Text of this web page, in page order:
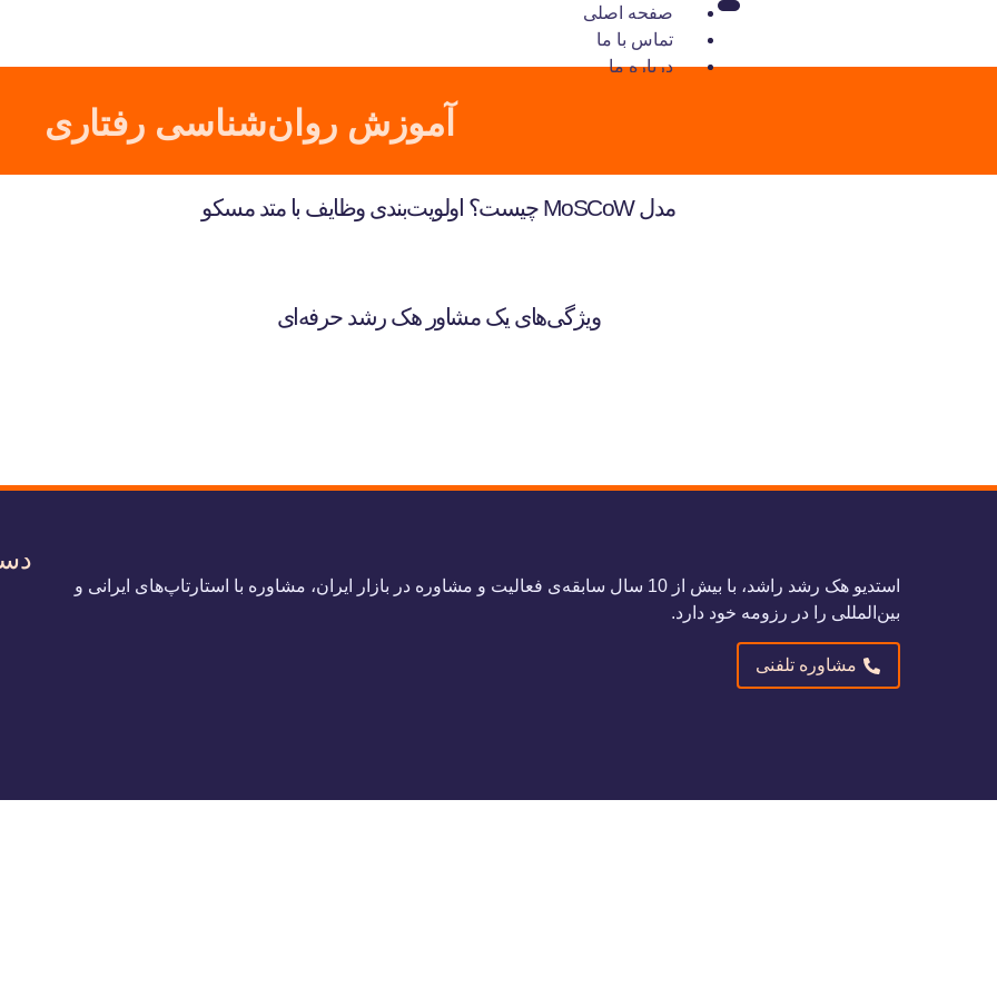
صفحه اصلی
تماس با ما
درباره ما
آموزش روان‌شناسی رفتاری
مدل MoSCoW چیست؟ اولویت‌بندی وظایف با متد مسکو
ویژگی‌های یک مشاور هک رشد حرفه‌ای
استدیو هک رشد راشد، با بیش از 10 سال سابقه‌ی فعالیت و مشاوره در بازار ایران، مشاوره با استارتاپ‌های ایرانی و
بین‌المللی را در رزومه خود دارد.
مشاوره تلفنی